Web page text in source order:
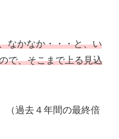
なかなか・・・と、い
で、そこまで上る見込
過去４年間の最終倍